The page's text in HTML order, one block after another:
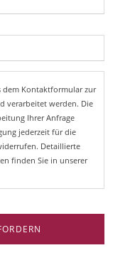
dem Kontaktformular zur
verarbeitet werden. Die
Ihrer Anfrage
jederzeit für die
Detaillierte
finden Sie in unserer